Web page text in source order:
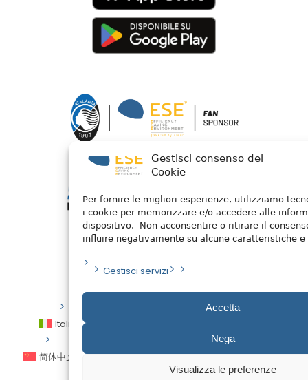
Gestisci consenso dei
Cookie
Per fornire le migliori esperienze, utilizziamo
i cookie per memorizzare e/o accedere alle
dispositivo. Non acconsentire o ritirare il
influire negativamente su alcune caratteristiche e
Gestisci servizi
Accetta
Nega
Visualizza le preferenze
Italiano
简体中文 Français Deutsch Português